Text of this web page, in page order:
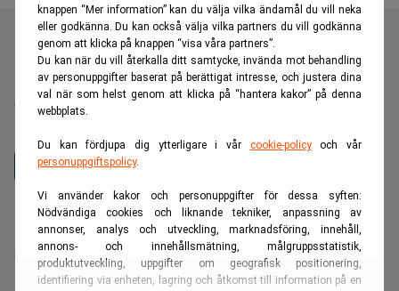
knappen “Mer information” kan du välja vilka ändamål du vill neka
eller godkänna. Du kan också välja vilka partners du vill godkänna
genom att klicka på knappen “visa våra partners”.
Du kan när du vill återkalla ditt samtycke, invända mot behandling
av personuppgifter baserat på berättigat intresse, och justera dina
val när som helst genom att klicka på “hantera kakor” på denna
webbplats.
Du kan fördjupa dig ytterligare i vår cookie-policyoch vår
personuppgiftspolicy.
Vi använder kakor och personuppgifter för dessa syften:
Nödvändiga cookies och liknande tekniker, anpassning av
annonser, analys och utveckling, marknadsföring, innehåll,
annons- och innehållsmätning, målgruppsstatistik,
produktutveckling, uppgifter om geografisk positionering,
identifiering via enheten, lagring och åtkomst till information på en
Realtid är en oberoende och kostnadsfri nyhetskanal för
dig som vill fördjupa dig inom finans- och
Hantera prenumeration
Integritetspolicy för personuppgifter
Cookiepolicy
Relevance AI-policy